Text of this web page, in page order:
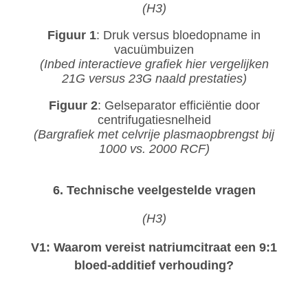
(H3)
Figuur 1: Druk versus bloedopname in
vacuümbuizen
(Inbed interactieve grafiek hier vergelijken
21G versus 23G naald prestaties)
Figuur 2: Gelseparator efficiëntie door
centrifugatiesnelheid
(Bargrafiek met celvrije plasmaopbrengst bij
1000 vs. 2000 RCF)
6. Technische veelgestelde vragen
(H3)
V1: Waarom vereist natriumcitraat een 9:1
bloed-additief verhouding?